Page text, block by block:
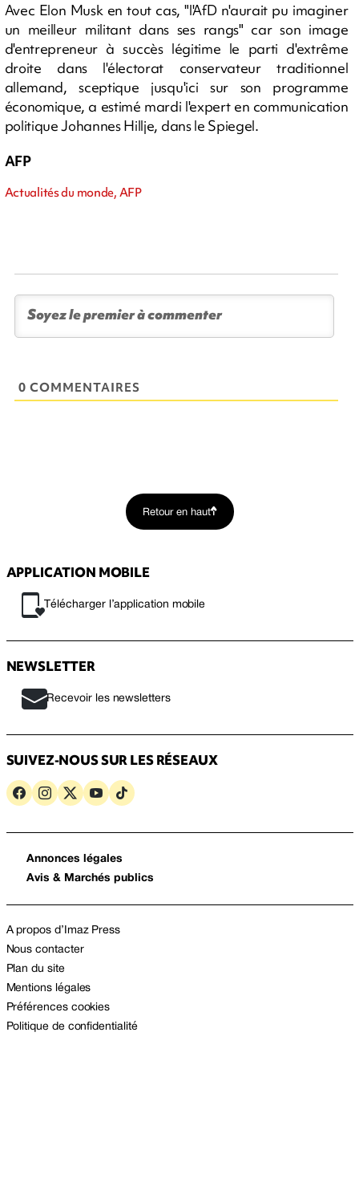
Avec Elon Musk en tout cas, "l'AfD n'aurait pu imaginer
un meilleur militant dans ses rangs" car son image
d'entrepreneur à succès légitime le parti d'extrême
droite dans l'électorat conservateur traditionnel
allemand, sceptique jusqu'ici sur son programme
économique, a estimé mardi l'expert en communication
politique Johannes Hillje, dans le Spiegel.
AFP
Actualités du monde, AFP
0 COMMENTAIRES
Retour en haut
APPLICATION MOBILE
Télécharger l’application mobile
NEWSLETTER
Recevoir les newsletters
SUIVEZ-NOUS SUR LES RÉSEAUX
Annonces légales
Avis & Marchés publics
A propos d’Imaz Press
Nous contacter
Plan du site
Mentions légales
Préférences cookies
Politique de confidentialité